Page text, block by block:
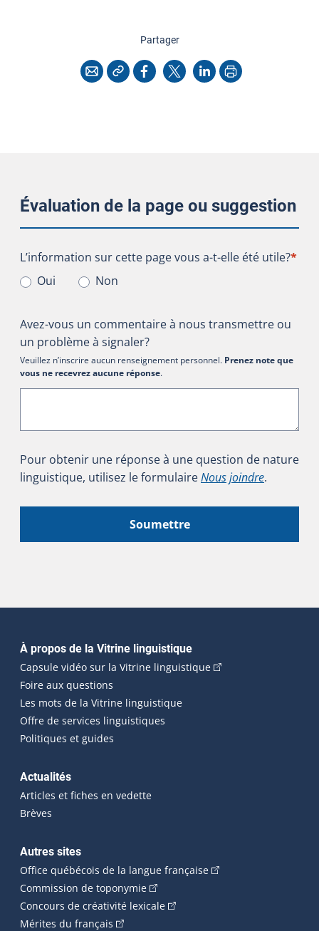
Partagercette page
CourrielCopier l'adresse
Facebook
X LinkedInImprimer
Évaluation de la page ou suggestion
L’information sur cette page vous a-t-elle été utile?
L’information sur cette page vous a-t-elle été utile?*
Oui
Non
Avez-vous un commentaire à nous transmettre ou
un problème à signaler?
Veuillez n’inscrire aucun renseignement personnel. Prenez note que
vous ne recevrez aucune réponse.
Pour obtenir une réponse à une question de nature
linguistique, utilisez le formulaireNous joindre.
Soumettre
Navigation principale
À propos de la Vitrine linguistique
Capsule vidéo sur la Vitrine linguistique(Cet hyperlien
Foire aux questions
Les mots de la Vitrine linguistique
Offre de services linguistiques
Politiques et guides
Actualités
Articles et fiches en vedette
Brèves
Autres sites
Office québécois de la langue française(Cet hyperlien
Commission de toponymie(Cet hyperlien externe s'ouvrira
Concours de créativité lexicale(Cet hyperlien externe
Mérites du français (Cet hyperlien externe s'ouvrira dans une